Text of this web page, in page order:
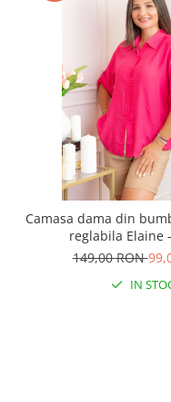
Camasa dama din
reglabila Elaine
149,00 RON
IN